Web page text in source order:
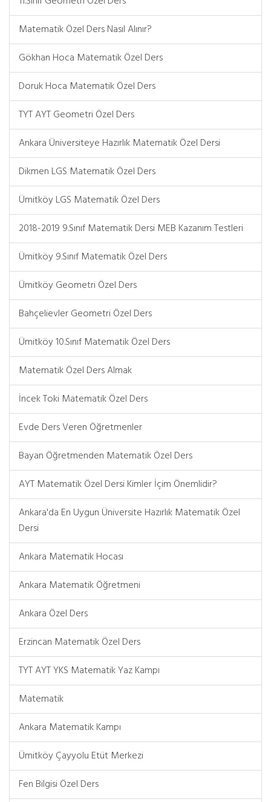
Matematik Özel Ders Nasıl Alınır?
Gökhan Hoca Matematik Özel Ders
Doruk Hoca Matematik Özel Ders
TYT AYT Geometri Özel Ders
Ankara Üniversiteye Hazırlık Matematik Özel Dersi
Dikmen LGS Matematik Özel Ders
Ümitköy LGS Matematik Özel Ders
2018-2019 9.Sınıf Matematik Dersi MEB Kazanım Testleri
Ümitköy 9.Sınıf Matematik Özel Ders
Ümitköy Geometri Özel Ders
Bahçelievler Geometri Özel Ders
Ümitköy 10.Sınıf Matematik Özel Ders
Matematik Özel Ders Almak
İncek Toki Matematik Özel Ders
Evde Ders Veren Öğretmenler
Bayan Öğretmenden Matematik Özel Ders
AYT Matematik Özel Dersi Kimler İçim Önemlidir?
Ankara'da En Uygun Üniversite Hazırlık Matematik Özel
Dersi
Ankara Matematik Hocası
Ankara Matematik Öğretmeni
Ankara Özel Ders
Erzincan Matematik Özel Ders
TYT AYT YKS Matematik Yaz Kampı
Matematik
Ankara Matematik Kampı
Ümitköy Çayyolu Etüt Merkezi
Fen Bilgisi Özel Ders